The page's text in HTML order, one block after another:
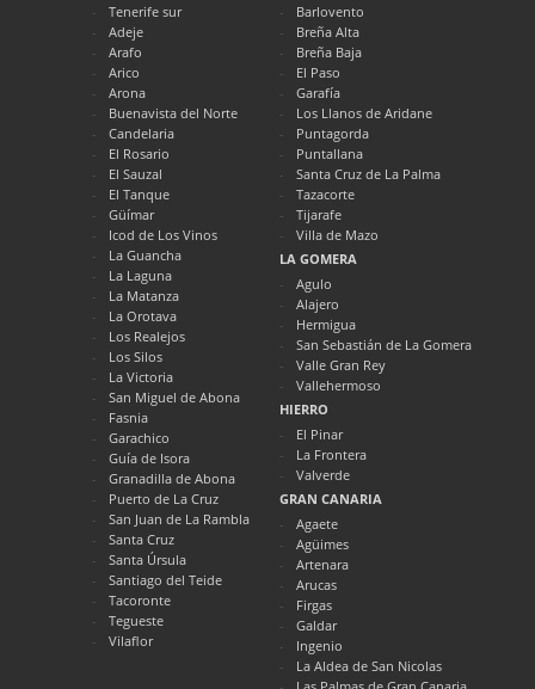
Tenerife sur
Adeje
Arafo
Arico
Arona
Buenavista del Norte
Candelaria
El Rosario
El Sauzal
El Tanque
Güímar
Icod de Los Vinos
La Guancha
La Laguna
La Matanza
La Orotava
Los Realejos
Los Silos
La Victoria
San Miguel de Abona
Fasnia
Garachico
Guía de Isora
Granadilla de Abona
Puerto de La Cruz
San Juan de La Rambla
Santa Cruz
Santa Úrsula
Santiago del Teide
Tacoronte
Tegueste
Vilaflor
Barlovento
Breña Alta
Breña Baja
El Paso
Garafía
Los Llanos de Aridane
Puntagorda
Puntallana
Santa Cruz de La Palma
Tazacorte
Tijarafe
Villa de Mazo
LA GOMERA
Agulo
Alajero
Hermigua
San Sebastián de La Gomera
Valle Gran Rey
Vallehermoso
HIERRO
El Pinar
La Frontera
Valverde
GRAN CANARIA
Agaete
Agüimes
Artenara
Arucas
Firgas
Galdar
Ingenio
La Aldea de San Nicolas